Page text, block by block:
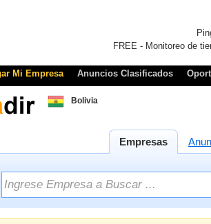
FREE - Monitoreo de
Mi Empresa Anuncios Clasificados
Bolivia
Empresas